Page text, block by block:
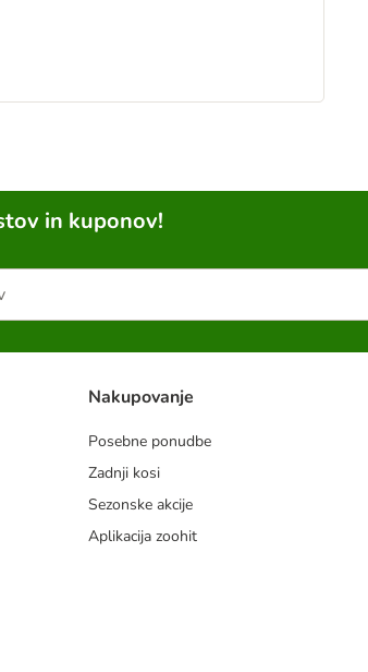
in kuponov!
Nakupovanje
Posebne ponudbe
Zadnji kosi
Sezonske akcije
Aplikacija zoohit